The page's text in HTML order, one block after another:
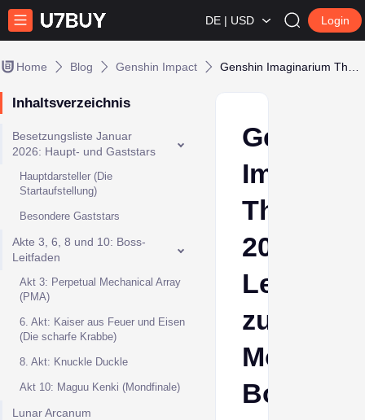
DE | USD Login
Home Blog Genshin Impact
Inhaltsverzeichnis
Besetzungsliste Januar
2026: Haupt- und Gaststars
Hauptdarsteller (Die
Startaufstellung)
Besondere Gaststars
Akte 3, 6, 8 und 10: Boss-
Leitfaden
Akt 3: Perpetual Mechanical Array
(PMA)
6. Akt: Kaiser aus Feuer und Eisen
(Die scharfe Krabbe)
8. Akt: Knuckle Duckle
Akt 10: Maguu Kenki (Mondfinale)
Lunar Arcanum
Genshin
Theatre
2026:
Leitfaden
zum
Boss